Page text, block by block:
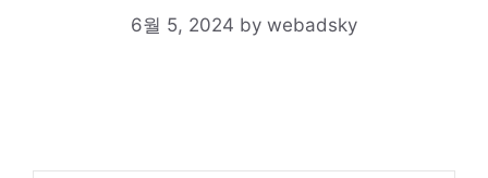
6월 5, 2024 by webadsky